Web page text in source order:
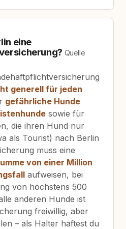
eine
Quelle
generell für jeden
gefährliche Hunde
sowie für
die ihren Hund nur
als Tourist) nach Berlin
muss eine
von einer Million
aufweisen, bei
von höchstens 500
anderen Hunde ist
freiwillig, aber
– als Halter haftest du